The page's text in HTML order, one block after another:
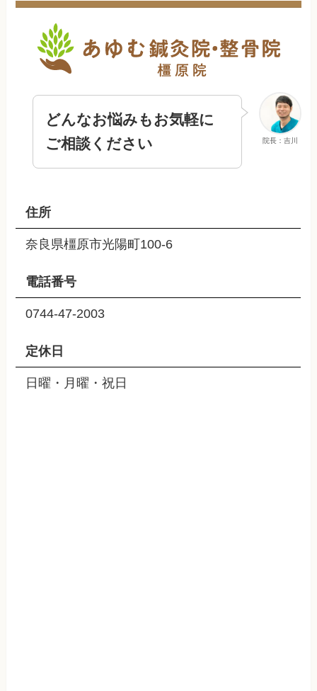
院長：吉川
どんなお悩みもお気軽に
ご相談ください
住所
奈良県橿原市光陽町100-6
電話番号
0744-47-2003
定休日
日曜・月曜・祝日